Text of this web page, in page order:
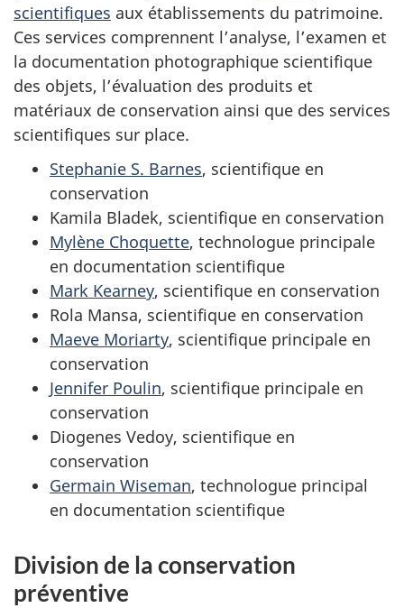
scientifiques aux établissements du patrimoine.
Ces services comprennent l’analyse, l’examen et
la documentation photographique scientifique
des objets, l’évaluation des produits et
matériaux de conservation ainsi que des services
scientifiques sur place.
Stephanie S. Barnes, scientifique en
conservation
Kamila Bladek, scientifique en conservation
Mylène Choquette, technologue principale
en documentation scientifique
Mark Kearney, scientifique en conservation
Rola Mansa, scientifique en conservation
Maeve Moriarty, scientifique principale en
conservation
Jennifer Poulin, scientifique principale en
conservation
Diogenes Vedoy, scientifique en
conservation
Germain Wiseman, technologue principal
en documentation scientifique
Division de la conservation
préventive